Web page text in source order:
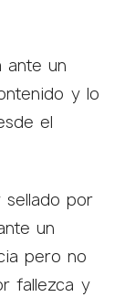
ante un
y lo
el
sellado por
un
pero no
fallezca y